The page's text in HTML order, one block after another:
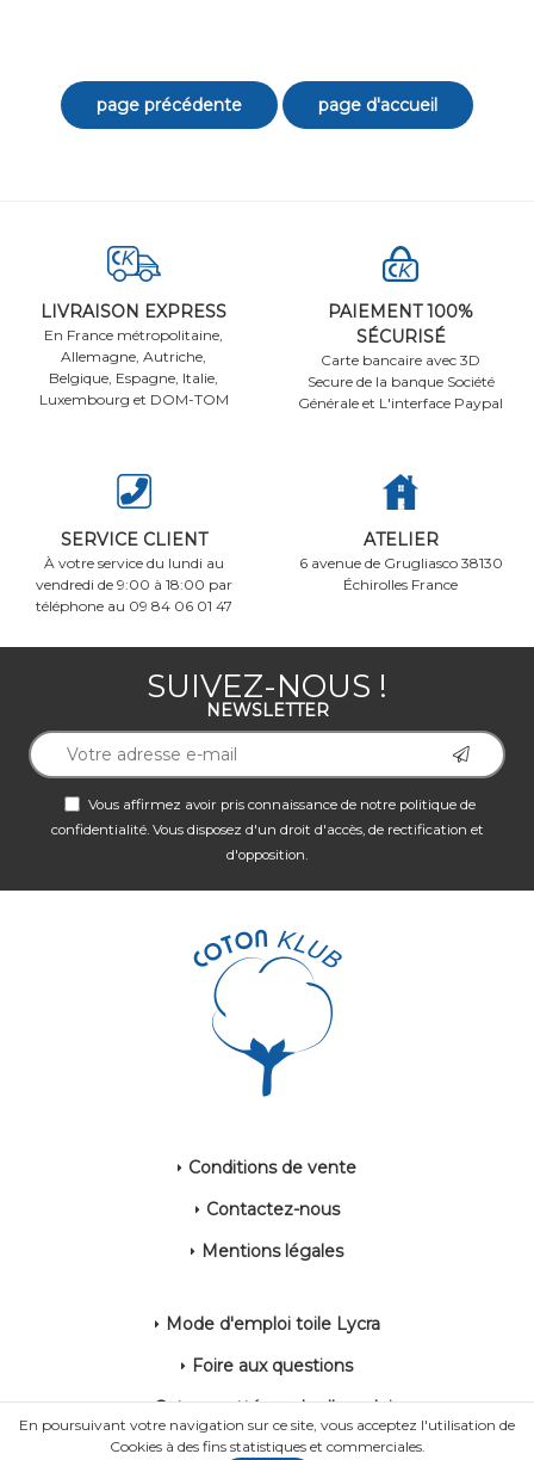
LIVRAISON EXPRESS
En France métropolitaine,
Allemagne, Autriche,
Belgique, Espagne, Italie,
Luxembourg et DOM-TOM
PAIEMENT 100%
SÉCURISÉ
Carte bancaire avec 3D
Secure de la banque Société
Générale et L'interface Paypal
SERVICE CLIENT
À votre service du lundi au
vendredi de 9:00 à 18:00 par
téléphone au 09 84 06 01 47
ATELIER
6 avenue de Grugliasco 38130
Échirolles France
SUIVEZ-NOUS !
NEWSLETTER
Vous affirmez avoir pris connaissance de notre politique de
confidentialité. Vous disposez d'un droit d'accès, de rectification et
d'opposition.
Conditions de vente
Contactez-nous
Mentions légales
Mode d'emploi toile Lycra
Foire aux questions
Coton gratté mode d'emploi
En poursuivant votre navigation sur ce site, vous acceptez l'utilisation de
Cookies à des fins statistiques et commerciales.